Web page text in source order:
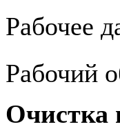
Рабочее
Рабочий
Очистка